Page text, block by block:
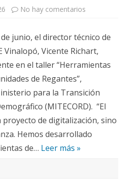
No hay comentarios
no
es
solo
un
proyecto
de
también
de
gobernanza”
junio, el director técnico de
Vinalopó, Vicente Richart,
en el taller “Herramientas
de Regantes”,
para la Transición
(MITECORD). “El
proyecto de digitalización, sino
Hemos desarrollado
de… Leer más »